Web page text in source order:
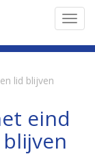
lid blijven
eind